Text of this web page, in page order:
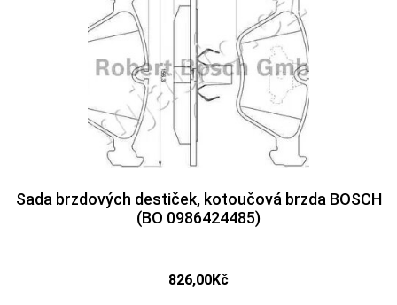
Sada brzdových destiček, kotoučová brzda BOSCH
(BO 0986424485)
826,00Kč